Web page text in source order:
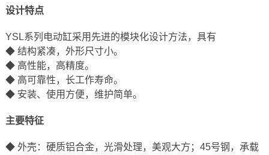
设计特点
YSL系列电动缸采用先进的模块化设计方法，具有
◆ 结构紧凑，外形尺寸小。
◆ 高性能，高精度。
◆ 高可靠性，长工作寿命。
◆ 安装、使用方便，维护简单。
主要特征
◆ 外壳：硬质铝合金，光滑处理，美观大方；45号钢，承载